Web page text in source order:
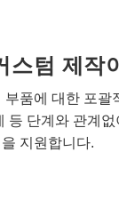
텀 제작
품에 대한 포괄
등 단계와 관계
지원합니다.